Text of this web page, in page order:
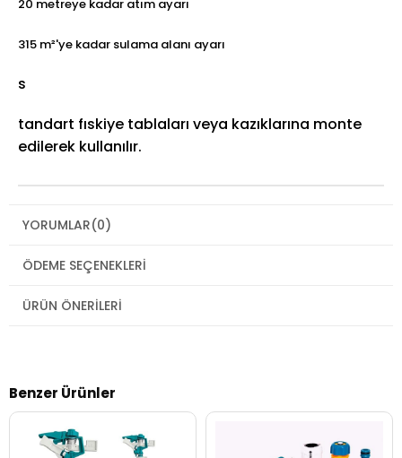
20 metreye kadar atım ayarı
315 m²'ye kadar sulama alanı ayarı
s
tandart fıskiye tablaları veya kazıklarına monte
edilerek kullanılır.
YORUMLAR(0)
ÖDEME SEÇENEKLERI
ÜRÜN ÖNERILERI
Benzer Ürünler